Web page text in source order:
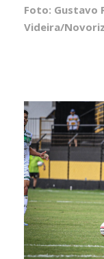
Foto: Gustavo
Videira/